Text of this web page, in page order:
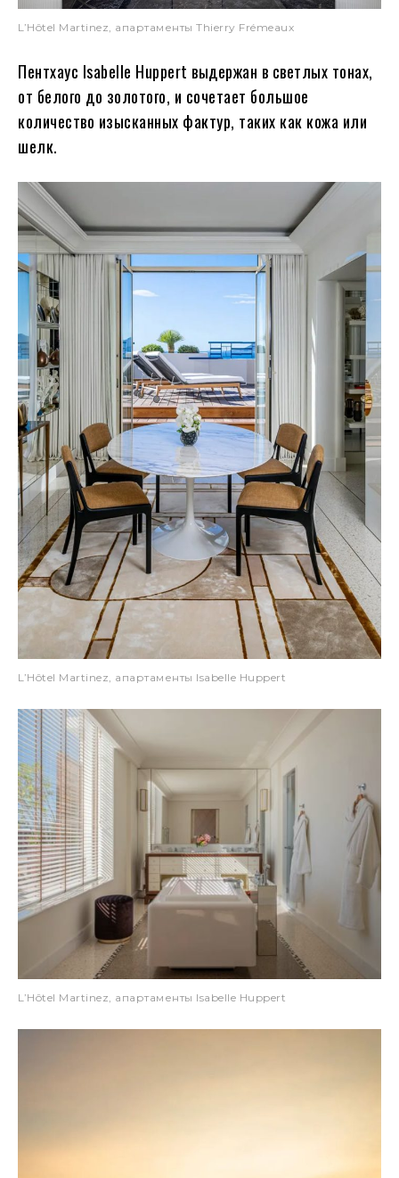
L’Hôtel Martinez, апартаменты Thierry Frémeaux
Пентхаус Isabelle Huppert выдержан в светлых тонах,
от белого до золотого, и сочетает большое
количество изысканных фактур, таких как кожа или
шелк.
L’Hôtel Martinez, апартаменты Isabelle Huppert
L’Hôtel Martinez, апартаменты Isabelle Huppert